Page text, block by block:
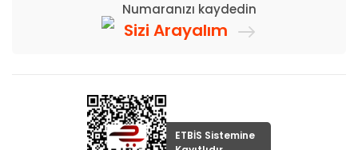
Numaranızı kaydedin
Sizi Arayalım
ETBİS Sistemine